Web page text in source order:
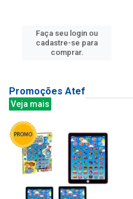
Faça seu login ou
cadastre-se para
comprar.
Promoções Atef
Veja mais